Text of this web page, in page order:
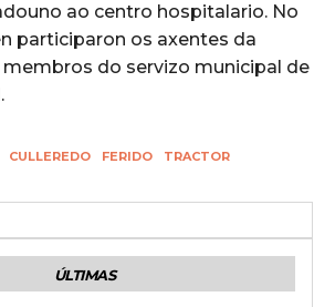
ao centro hospitalario. No
participaron os axentes da
membros do servizo municipal de
CULLEREDO FERIDO TRACTOR
ÚLTIMAS